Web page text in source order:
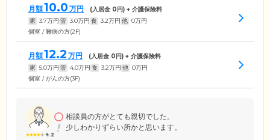
月額10.0 万円 (入居金 0円) + 介護保険料
家 3.7万円 管 3.0万円 食 3.2万円 他 0万円
個室 / 難病の方(2F)
月額12.2 万円 (入居金 0円) + 介護保険料
家 5.0万円 管 4.0万円 食 3.2万円 他 0万円
個室 / がんの方(3F)
4.2
相談員の方がとても親切でした。
少しわかりずらい所かと思います。